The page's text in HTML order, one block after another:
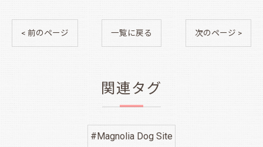
< 前のページ 一覧に戻る 次のページ >
関連タグ
#Magnolia Dog Site